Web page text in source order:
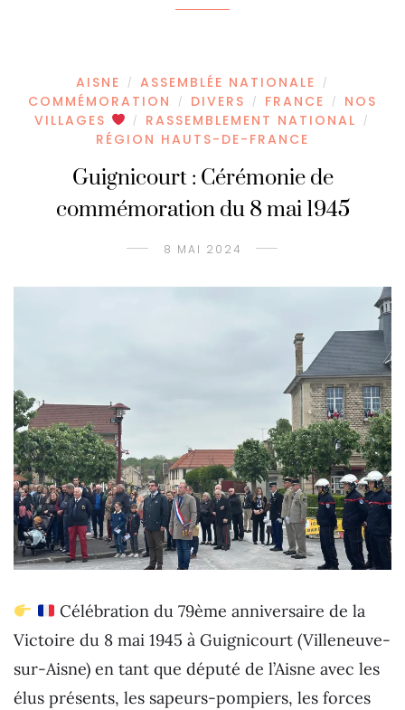
AISNE / ASSEMBLÉE NATIONALE /
COMMÉMORATION / DIVERS / FRANCE /
NOS
VILLAGES
/ RASSEMBLEMENT NATIONAL /
RÉGION HAUTS-DE-FRANCE
Guignicourt : Cérémonie de
commémoration du 8 mai 1945
8 MAI 2024
Célébration du 79ème anniversaire de la
Victoire du 8 mai 1945 à Guignicourt (Villeneuve-
sur-Aisne) en tant que député de l’Aisne avec les
élus présents, les sapeurs-pompiers, les forces